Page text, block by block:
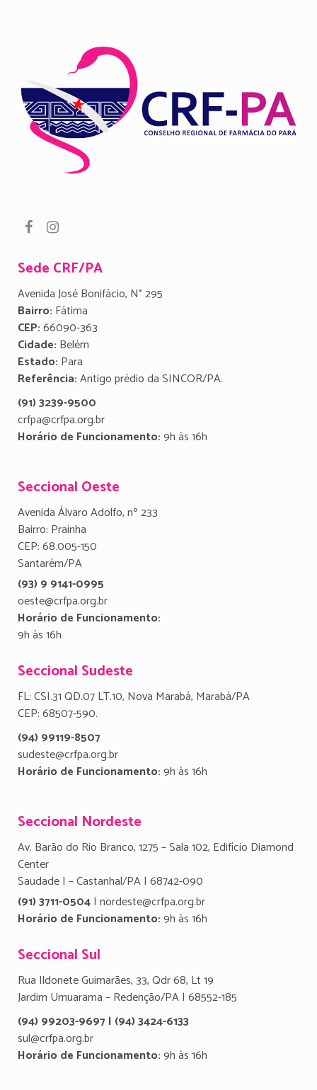
Sede CRF/PA
Avenida José Bonifácio, N° 295
Bairro: Fátima
CEP:66090-363
Cidade: Belém
Estado: Para
Referência:Antigo prédio da SINCOR/PA.
(91) 3239-9500
crfpa@crfpa.org.br
Horário de Funcionamento:9h às 16h
Seccional Oeste
Avenida Álvaro Adolfo, nº 233
Bairro: Prainha
CEP: 68.005-150
Santarém/PA
(93) 9 9141-0995
oeste@crfpa.org.br
Horário de Funcionamento:
9h às 16h
Seccional Sudeste
FL: CSI.31 QD.07 LT.10, Nova Marabá, Marabá/PA
CEP: 68507-590.
(94) 99119-8507
sudeste@crfpa.org.br
Horário de Funcionamento:9h às 16h
Seccional Nordeste
Av. Barão do Rio Branco, 1275 – Sala 102, Edifício Diamond
Center
Saudade I – Castanhal/PA | 68742-090
(91) 3711-0504| nordeste@crfpa.org.br
Horário de Funcionamento:9h às 16h
Seccional Sul
Rua Ildonete Guimarães, 33, Qdr 68, Lt 19
Jardim Umuarama – Redenção/PA | 68552-185
(94) 99203-9697 | (94) 3424-6133
sul@crfpa.org.br
Horário de Funcionamento:9h às 16h